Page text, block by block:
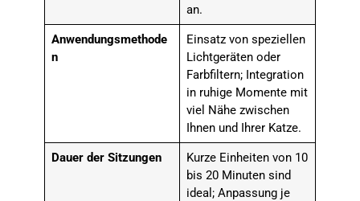
an.
Anwendungsmethode
n
Einsatz von speziellen
Lichtgeräten oder
Farbfiltern; Integration
in ruhige Momente mit
viel Nähe zwischen
Ihnen und Ihrer Katze.
Dauer der Sitzungen
Kurze Einheiten von 10
bis 20 Minuten sind
ideal; Anpassung je